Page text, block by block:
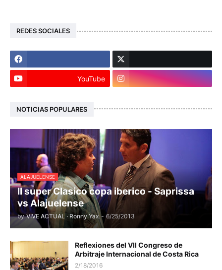
REDES SOCIALES
YouTube
NOTICIAS POPULARES
ALAJUELENSE
II super Clasico copa iberico - Saprissa
vs Alajuelense
by VIVE ACTUAL · Ronny Yax - 6/25/2013
Reflexiones del VII Congreso de
Arbitraje Internacional de Costa Rica
2/18/2016